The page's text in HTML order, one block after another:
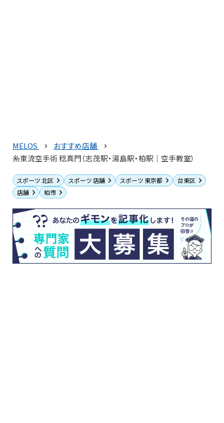
MELOS
おすすめ店舗
糸東流空手術 稔真門（志茂駅・湯島駅・柏駅｜空手教室）
スポーツ 北区 スポーツ 店舗 スポーツ 東京都
台東区
店舗
柏市